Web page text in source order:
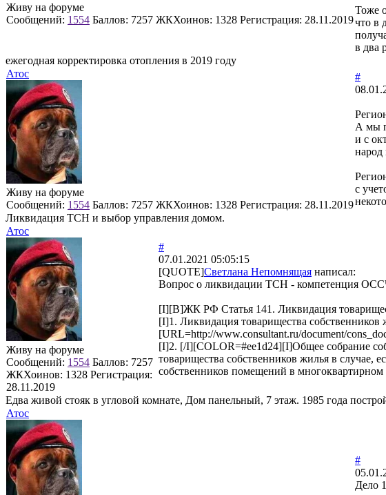
Живу на форуме
Сообщений: 1554 Баллов: 7257 ЖКХоинов: 1328 Регистрация: 28.11.2019
Тоже
что в
в два
ежегодная корректировка отопления в 2019 году
Атос
Живу на форуме
Сообщений: 1554 Баллов: 7257 ЖКХоинов: 1328 Регистрация: 28.11.2019
#
А мы
и с
народ
с
Ликвидация ТСН и выбор управления домом.
Атос
Живу на форуме
Сообщений: 1554 Баллов: 7257
ЖКХоинов: 1328 Регистрация:
28.11.2019
#
07.01.2021 05:05:15
[QUOTE]Светлана Непомнящая написал:
Вопрос о ликвидации ТСН - компетенция
[I][B]ЖК РФ Статья 141. Ликвидация
[I]1. Ликвидация товарищества
[URL=http://www.consultant.ru/document/
[I]2. [/I][COLOR=#ee1d24][I]Общее собрание
товарищества собственников жилья в случае,
собственников помещений в
Едва живой стояк в угловой комнате, Дом панельный, 7 этаж. 1985 года
Атос
#
Дело